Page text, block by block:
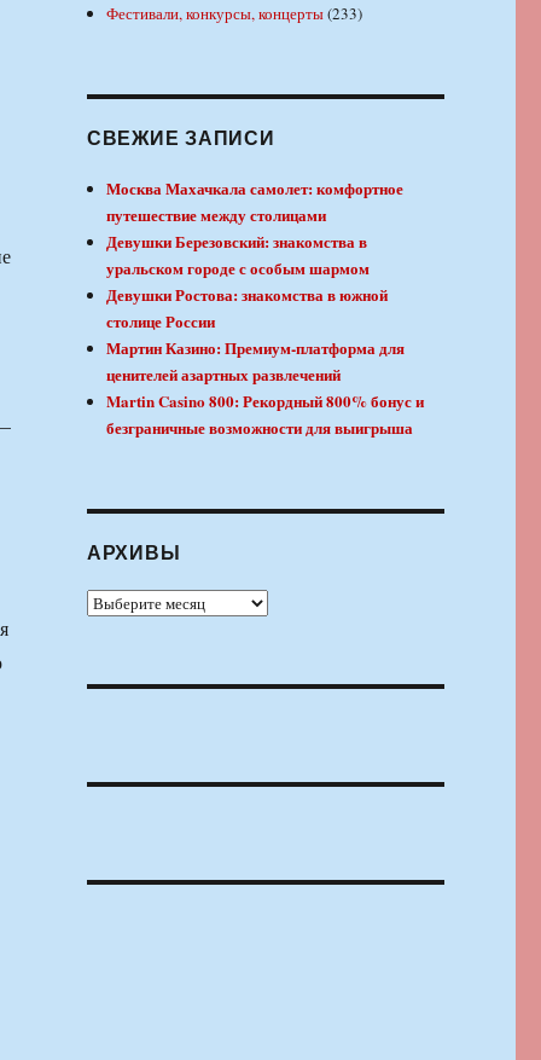
Фестивали, конкурсы, концерты(233)
СВЕЖИЕ ЗАПИСИ
Москва Махачкала самолет: комфортное
путешествие между столицами
Девушки Березовский: знакомства в
уральском городе с особым шармом
Девушки Ростова: знакомства в южной
столице России
Мартин Казино: Премиум-платформа для
ценителей азартных развлечений
Martin Casino 800: Рекордный 800% бонус и
безграничные возможности для выигрыша
АРХИВЫ
Архивы